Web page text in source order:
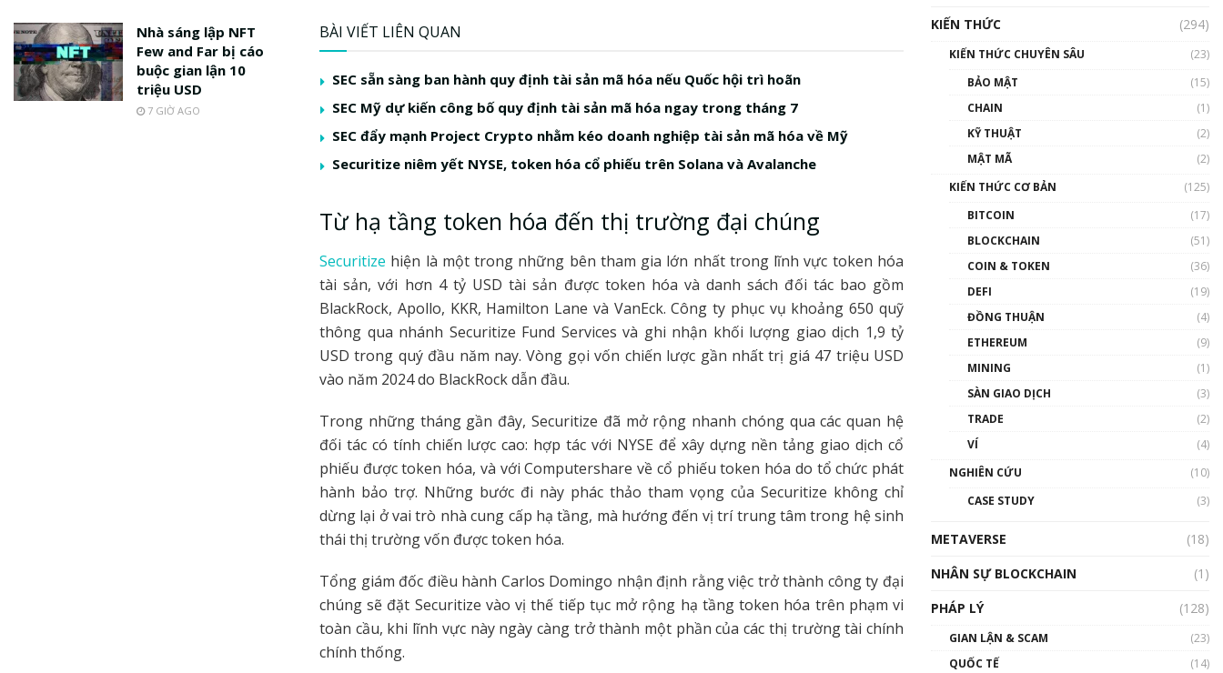
BÀI VIẾT LIÊN QUAN
SEC sẵn sàng ban hành quy định tài sản mã hóa nếu Quốc hội trì hoãn
SEC Mỹ dự kiến công bố quy định tài sản mã hóa ngay trong tháng 7
SEC đẩy mạnh Project Crypto nhằm kéo doanh nghiệp tài sản mã hóa về Mỹ
Securitize niêm yết NYSE, token hóa cổ phiếu trên Solana và Avalanche
Từ hạ tầng token hóa đến thị trường đại chúng
Securitize hiện là một trong những bên tham gia lớn nhất trong lĩnh vực token hóa
tài sản, với hơn 4 tỷ USD tài sản được token hóa và danh sách đối tác bao gồm
BlackRock, Apollo, KKR, Hamilton Lane và VanEck. Công ty phục vụ khoảng 650 quỹ
thông qua nhánh Securitize Fund Services và ghi nhận khối lượng giao dịch 1,9 tỷ
USD trong quý đầu năm nay. Vòng gọi vốn chiến lược gần nhất trị giá 47 triệu USD
vào năm 2024 do BlackRock dẫn đầu.
Trong những tháng gần đây, Securitize đã mở rộng nhanh chóng qua các quan hệ
đối tác có tính chiến lược cao: hợp tác với NYSE để xây dựng nền tảng giao dịch cổ
phiếu được token hóa, và với Computershare về cổ phiếu token hóa do tổ chức phát
hành bảo trợ. Những bước đi này phác thảo tham vọng của Securitize không chỉ
dừng lại ở vai trò nhà cung cấp hạ tầng, mà hướng đến vị trí trung tâm trong hệ sinh
thái thị trường vốn được token hóa.
Tổng giám đốc điều hành Carlos Domingo nhận định rằng việc trở thành công ty đại
chúng sẽ đặt Securitize vào vị thế tiếp tục mở rộng hạ tầng token hóa trên phạm vi
toàn cầu, khi lĩnh vực này ngày càng trở thành một phần của các thị trường tài chính
chính thống.
Nhà sáng lập NFT
Few and Far bị cáo
buộc gian lận 10
triệu USD
7 GIỜ AGO
nhân vật ảnh hưởng nhất
hệ sinh thái tiền mã hoá |
Blockchain
Nhân sự tương lại ngành
Blockchain Việt Nam | Phổ
cập Blockchain
Blockchain đang được ứng
01:34:46
KIẾN THỨC
(294)
KIẾN THỨC CHUYÊN SÂU
(23)
BẢO MẬT
(15)
CHAIN
(1)
KỸ THUẬT
(2)
MẬT MÃ
(2)
KIẾN THỨC CƠ BẢN
(125)
BITCOIN
(17)
BLOCKCHAIN
(51)
COIN & TOKEN
(36)
DEFI
(19)
ĐỒNG THUẬN
(4)
ETHEREUM
(9)
MINING
(1)
SÀN GIAO DỊCH
(3)
TRADE
(2)
VÍ
(4)
NGHIÊN CỨU
(10)
CASE STUDY
(3)
METAVERSE
(18)
NHÂN SỰ BLOCKCHAIN
(1)
PHÁP LÝ
(128)
GIAN LẬN & SCAM
(23)
QUỐC TẾ
(14)